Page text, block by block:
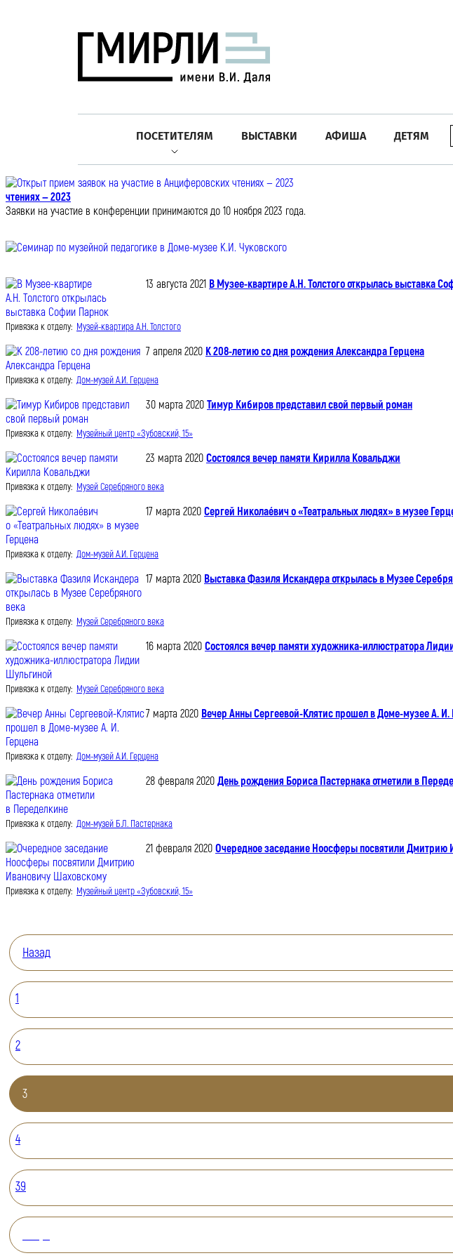
ПОСЕТИТЕЛЯМ ВЫСТАВКИ АФИША ДЕТЯМ
чтениях — 2023
Заявки на участие в конференции принимаются до 10 ноября 2023 года.
13 августа 2021 В Музее-квартире А.Н. Толстого открылась выставка
Привязка к отделу: Музей-квартира А.Н. Толстого
7 апреля 2020 К 208-летию со дня рождения Александра Герцена
Привязка к отделу: Дом-музей А.И. Герцена
30 марта 2020 Тимур Кибиров представил свой первый роман
Привязка к отделу: Музейный центр «Зубовский, 15»
23 марта 2020 Состоялся вечер памяти Кирилла Ковальджи
Привязка к отделу: Музей Серебряного века
17 марта 2020 Сергей Николаéвич о «Театральных людях» в музее
Привязка к отделу: Дом-музей А.И. Герцена
17 марта 2020 Выставка Фазиля Искандера открылась в Музее
Привязка к отделу: Музей Серебряного века
16 марта 2020 Состоялся вечер памяти художника-иллюстратора
Привязка к отделу: Музей Серебряного века
7 марта 2020 Вечер Анны Сергеевой-Клятис прошел в Доме-музее А. И.
Привязка к отделу: Дом-музей А.И. Герцена
28 февраля 2020 День рождения Бориса Пастернака отметили в
Привязка к отделу: Дом-музей Б.Л. Пастернака
21 февраля 2020 Очередное заседание Ноосферы посвятили Дмитрию
Привязка к отделу: Музейный центр «Зубовский, 15»
Назад
1
2
3
4
39